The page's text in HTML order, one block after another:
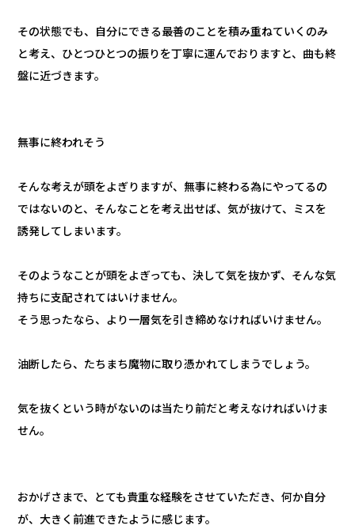
その状態でも、自分にできる最善のことを積み重ねていくのみ
と考え、ひとつひとつの振りを丁寧に運んでおりますと、曲も終
盤に近づきます。
無事に終われそう
そんな考えが頭をよぎりますが、無事に終わる為にやってるの
ではないのと、そんなことを考え出せば、気が抜けて、ミスを
誘発してしまいます。
そのようなことが頭をよぎっても、決して気を抜かず、そんな気
持ちに支配されてはいけません。
そう思ったなら、より一層気を引き締めなければいけません。
油断したら、たちまち魔物に取り憑かれてしまうでしょう。
気を抜くという時がないのは当たり前だと考えなければいけま
せん。
おかげさまで、とても貴重な経験をさせていただき、何か自分
が、大きく前進できたように感じます。